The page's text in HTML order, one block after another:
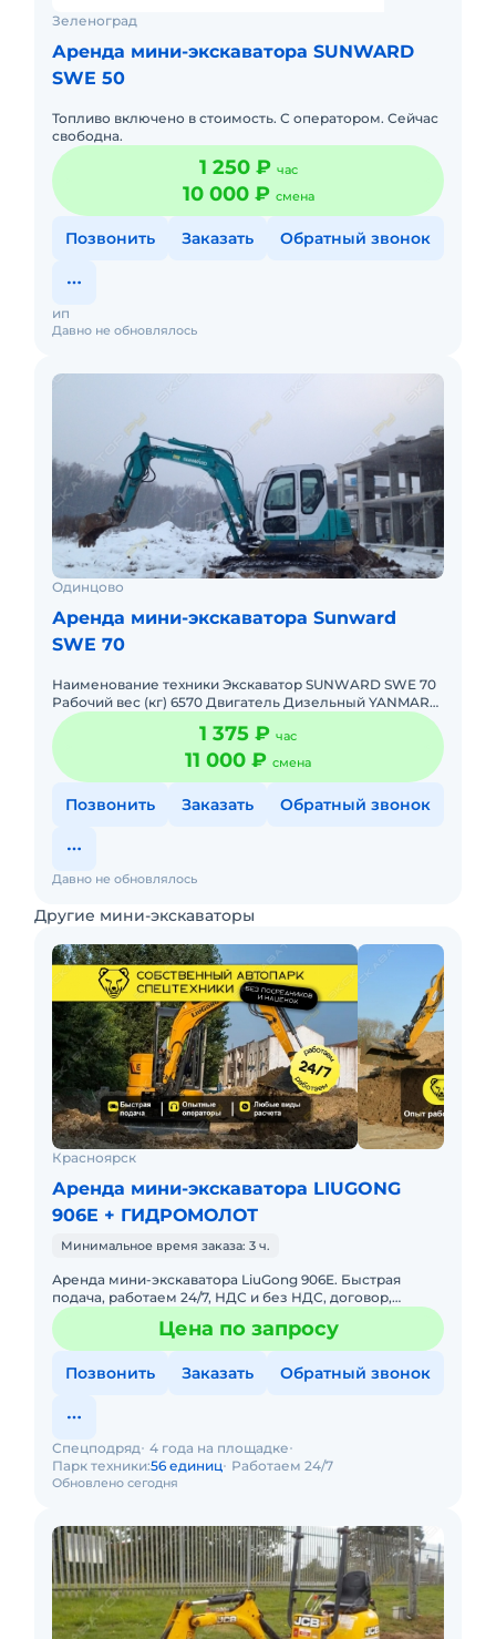
Зеленоград
Аренда мини-экскаватора SUNWARD
SWE 50
Топливо включено в стоимость. С оператором. Сейчас
свободна.
1 250 ₽ час
10 000 ₽ смена
Позвонить Заказать Обратный звонок
Давно не обновлялось
ип
Одинцово
Аренда мини-экскаватора Sunward
SWE 70
Наименование техники Экскаватор SUNWARD SWE 70
Рабочий вес (кг) 6570 Двигатель Дизельный YANMAR
4TNV98-SSU Мощность двигателя (кВт) 43.4
Максимальная глуби 1 375 ₽ час
11 000 ₽ смена
Позвонить Заказать Обратный звонок
Давно не обновлялось
Другие мини-экскаваторы
Красноярск
Аренда мини-экскаватора LIUGONG
906E + ГИДРОМОЛОТ
Минимальное время заказа: 3 ч.
Аренда мини-экскаватора LiuGong 906E. Быстрая
подача, работаем 24/7, НДС и без НДС, договор,
закрывающие документы. АРЕНДА МИНИ-
ЭКСКАВАТОРА LIUGONG 906EПредост
Цена по запросу
Позвонить Заказать Обратный звонок
Обновлено сегодня
Спецподряд 4 года на площадке
Парк техники:56 единиц Работаем 24/7